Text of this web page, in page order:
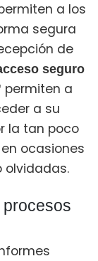
a los
segura
de
seguro
permiten a
a su
la tan poco
ocasiones
olvidadas.